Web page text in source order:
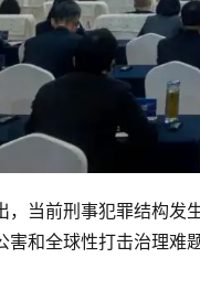
，当前刑事犯罪结构发
害和全球性打击治理难